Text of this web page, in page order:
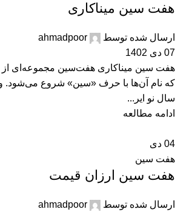
هفت سین میناکاری
ارسال شده توسط
ahmadpoor
07 دی 1402
هفت سین میناکاری هفت‌سین مجموعه‌ای
که نام آن‌ها با حرف «سین» شروع می‌شود. و
سال نو ایر...
ادامه مطالعه
04 دی
هفت سین
هفت سین ارزان قیمت
ارسال شده توسط
ahmadpoor